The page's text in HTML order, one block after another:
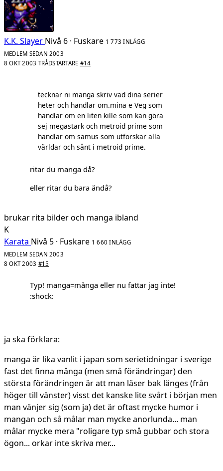
K.K. Slayer Nivå 6 · Fuskare 1 773 INLÄGG
MEDLEM SEDAN 2003
8 OKT 2003 TRÅDSTARTARE #14
tecknar ni manga skriv vad dina serier
heter och handlar om.mina e Veg som
handlar om en liten kille som kan göra
sej megastark och metroid prime som
handlar om samus som utforskar alla
världar och sånt i metroid prime.
ritar du manga då?
eller ritar du bara ändå?
brukar rita bilder och manga ibland
K
Karata Nivå 5 · Fuskare 1 660 INLÄGG
MEDLEM SEDAN 2003
8 OKT 2003 #15
Typ! manga=många eller nu fattar jag inte!
:shock:
ja ska förklara:
manga är lika vanlit i japan som serietidningar i sverige
fast det finna många (men små förändringar) den
största förändringen är att man läser bak länges (från
höger till vänster) visst det kanske lite svårt i början men
man vänjer sig (som ja) det är oftast mycke humor i
mangan och så målar man mycke anorlunda... man
målar mycke mera "roligare typ små gubbar och stora
ögon... orkar inte skriva mer...